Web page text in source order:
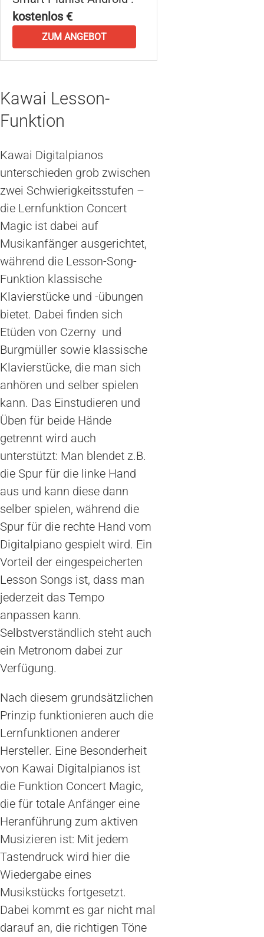
kostenlos €
ZUM ANGEBOT
Kawai Lesson-
Funktion
Kawai Digitalpianos
unterschieden grob zwischen
zwei Schwierigkeitsstufen –
die Lernfunktion Concert
Magic ist dabei auf
Musikanfänger ausgerichtet,
während die Lesson-Song-
Funktion klassische
Klavierstücke und -übungen
bietet. Dabei finden sich
Etüden von Czerny und
Burgmüller sowie klassische
Klavierstücke, die man sich
anhören und selber spielen
kann. Das Einstudieren und
Üben für beide Hände
getrennt wird auch
unterstützt: Man blendet z.B.
die Spur für die linke Hand
aus und kann diese dann
selber spielen, während die
Spur für die rechte Hand vom
Digitalpiano gespielt wird. Ein
Vorteil der eingespeicherten
Lesson Songs ist, dass man
jederzeit das Tempo
anpassen kann.
Selbstverständlich steht auch
ein Metronom dabei zur
Verfügung.
Nach diesem grundsätzlichen
Prinzip funktionieren auch die
Lernfunktionen anderer
Hersteller. Eine Besonderheit
von Kawai Digitalpianos ist
die Funktion Concert Magic,
die für totale Anfänger eine
Heranführung zum aktiven
Musizieren ist: Mit jedem
Tastendruck wird hier die
Wiedergabe eines
Musikstücks fortgesetzt.
Dabei kommt es gar nicht mal
darauf an, die richtigen Töne